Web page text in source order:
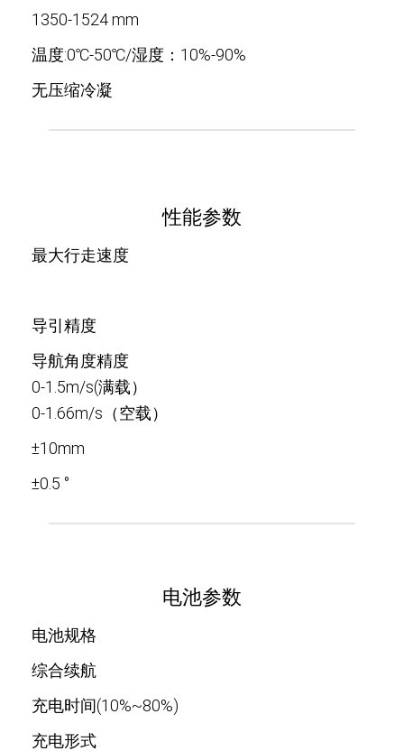
1350-1524 mm
温度:0℃-50℃/湿度：10%-90%
无压缩冷凝
性能参数
最大行走速度
导引精度
导航角度精度
0-1.5m/s(满载）
0-1.66m/s（空载）
±10mm
±0.5 °
电池参数
电池规格
综合续航
充电时间(10%~80%)
充电形式